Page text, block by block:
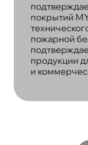
покрытий
пожарной
продукции
и